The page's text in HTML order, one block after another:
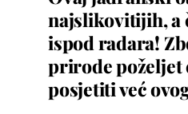
najslikovitijih, a
ispod radara!
prirode poželjet
posjetiti već